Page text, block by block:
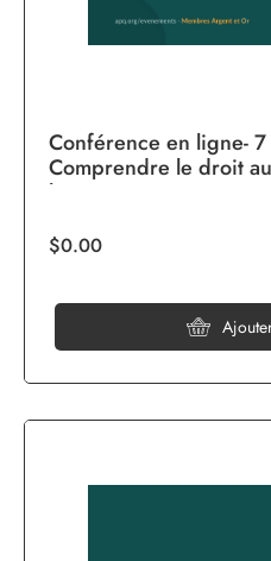
Conférence en ligne-
Comprendre le droit
lieux
$0.00